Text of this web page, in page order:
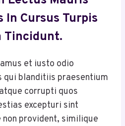
In Cursus Turpis
Tincidunt.
et iusto odio
qui blanditiis praesentium
corrupti quos
excepturi sint
provident, similique